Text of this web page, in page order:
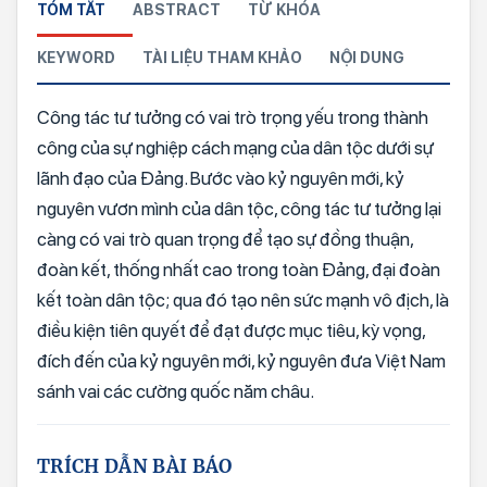
TÓM TẮT ABSTRACT TỪ KHÓA
KEYWORD TÀI LIỆU THAM KHẢO NỘI DUNG
Công tác tư tưởng có vai trò trọng yếu trong thành
công của sự nghiệp cách mạng của dân tộc dưới sự
lãnh đạo của Đảng. Bước vào kỷ nguyên mới, kỷ
nguyên vươn mình của dân tộc, công tác tư tưởng lại
càng có vai trò quan trọng để tạo sự đồng thuận,
đoàn kết, thống nhất cao trong toàn Đảng, đại đoàn
kết toàn dân tộc; qua đó tạo nên sức mạnh vô địch, là
điều kiện tiên quyết để đạt được mục tiêu, kỳ vọng,
đích đến của kỷ nguyên mới, kỷ nguyên đưa Việt Nam
sánh vai các cường quốc năm châu.
TRÍCH DẪN BÀI BÁO